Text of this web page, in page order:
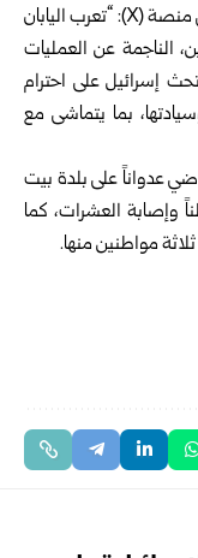
وقالت السفارة اليابانية بدمشق في منشور على منصة (X): “تعرب اليابان
الناجمة عن العمليات
إسرائيل على احترام
بما يتماشى مع
عدواناً على بلدة بيت
أدى إلى استشهاد 13 مواطناً وإصابة العشرات، كما
مواطنين منها.